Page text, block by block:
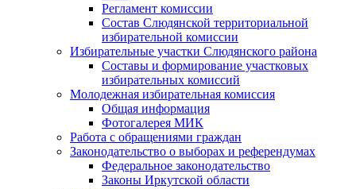
Регламент комиссии
Состав Слюдянской территориальной
избирательной комиссии
Избирательные участки Слюдянского района
Составы и формирование участковых
избирательных комиссий
Молодежная избирательная комиссия
Общая информация
Фотогалерея МИК
Работа с обращениями граждан
Законодательство о выборах и референдумах
Федеральное законодательство
Законы Иркутской области